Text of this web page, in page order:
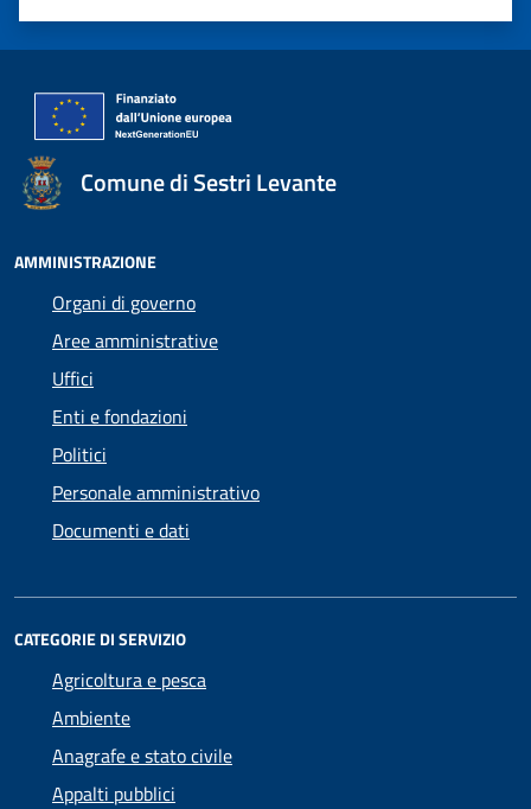
Valuta 5 stelle su 5
Valuta 4 stelle su 5
Valuta 3 stelle su 5
Valuta 2 stelle su 5
Valuta 1 stelle su 5
Comune di Sestri Levante
AMMINISTRAZIONE
Organi di governo
Aree amministrative
Uffici
Enti e fondazioni
Politici
Personale amministrativo
Documenti e dati
CATEGORIE DI SERVIZIO
Agricoltura e pesca
Ambiente
Anagrafe e stato civile
Appalti pubblici